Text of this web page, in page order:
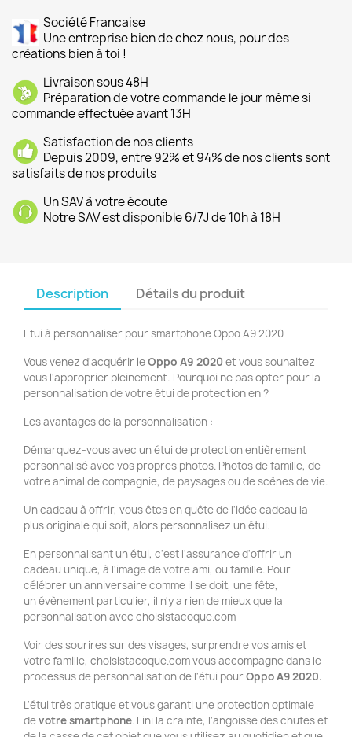
Société Francaise
Une entreprise bien de chez nous, pour des
créations bien à toi !
Livraison sous 48H
Préparation de votre commande le jour même si
commande effectuée avant 13H
Satisfaction de nos clients
Depuis 2009, entre 92% et 94% de nos clients sont
satisfaits de nos produits
Un SAV à votre écoute
Notre SAV est disponible 6/7J de 10h à 18H
Description Détails du produit
Etui à personnaliser pour smartphone Oppo A9 2020
Vous venez d'acquérir leOppo A9 2020 et vous souhaitez
vous l'approprier pleinement. Pourquoi ne pas opter pour la
personnalisation de votre étui de protection en ?
Les avantages de la personnalisation :
Démarquez-vous avec un étui de protection entièrement
personnalisé avec vos propres photos. Photos de famille, de
votre animal de compagnie, de paysages ou de scènes de vie.
Un cadeau à offrir, vous êtes en quête de l'idée cadeau la
plus originale qui soit, alors personnalisez un étui.
En personnalisant un étui, c'est l'assurance d'offrir un
cadeau unique, à l'image de votre ami, ou famille. Pour
célébrer un anniversaire comme il se doit, une fête,
un évènement particulier, il n'y a rien de mieux que la
personnalisation avec choisistacoque.com
Voir des sourires sur des visages, surprendre vos amis et
votre famille, choisistacoque.com vous accompagne dans le
processus de personnalisation de l'étui pour Oppo A9 2020.
L'étui très pratique et vous garanti une protection optimale
devotre smartphone. Fini la crainte, l'angoisse des chutes et